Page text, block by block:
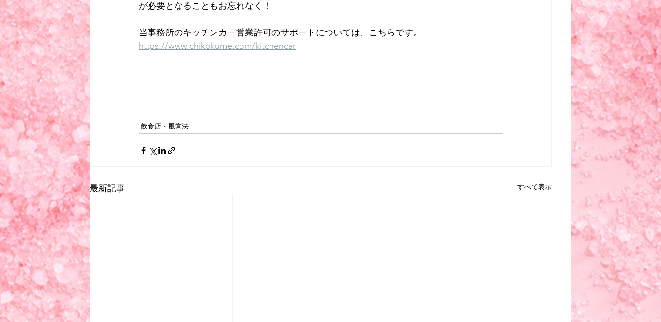
が必要となることもお忘れなく！
当事務所のキッチンカー営業許可のサポートについては、こちらです。
https://www.chikokume.com/kitchencar
飲食店・風営法
最新記事 すべて表示